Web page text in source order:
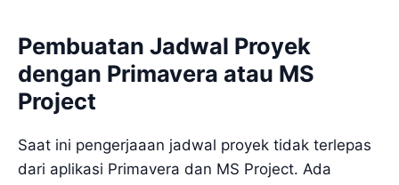
Pembuatan Jadwal Proyek
dengan Primavera atau MS
Project
Saat ini pengerjaaan jadwal proyek tidak terlepas
dari aplikasi Primavera dan MS Project. Ada